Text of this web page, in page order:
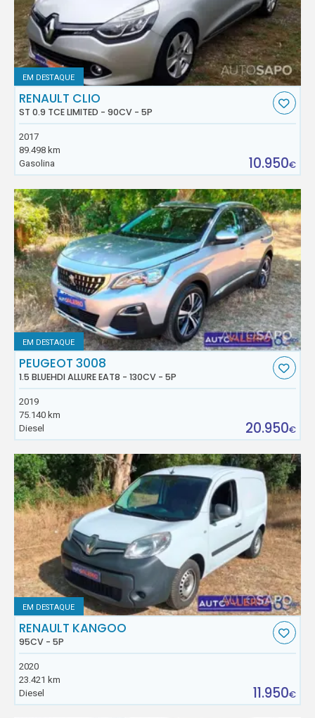
EM DESTAQUE
RENAULT CLIO
ST 0.9 TCE LIMITED - 90CV - 5P
2017
89.498 km
Gasolina
10.950€
EM DESTAQUE
PEUGEOT 3008
1.5 BLUEHDI ALLURE EAT8 - 130CV - 5P
2019
75.140 km
Diesel
20.950€
EM DESTAQUE
RENAULT KANGOO
95CV - 5P
2020
23.421 km
Diesel
11.950€